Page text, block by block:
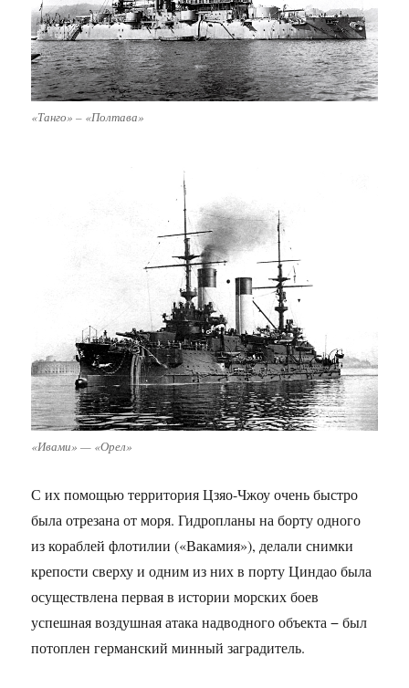
«Танго» – «Полтава»
«Ивами» — «Орел»
С их помощью территория Цзяо-Чжоу очень быстро
была отрезана от моря. Гидропланы на борту одного
из кораблей флотилии («Вакамия»), делали снимки
крепости сверху и одним из них в порту Циндао была
осуществлена первая в истории морских боев
успешная воздушная атака надводного объекта − был
потоплен германский минный заградитель.